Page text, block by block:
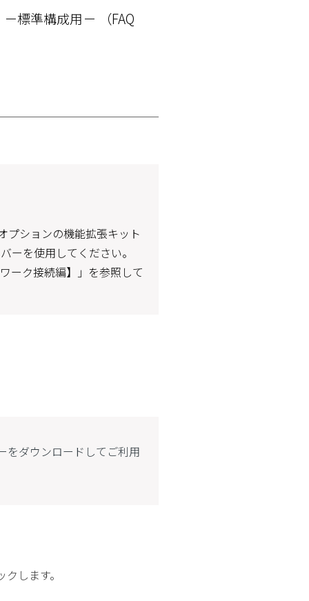
標準構成用－ （FAQ
プションの機能拡張キット
ーを使用してください。
ーク接続編】」を参照して
をダウンロードしてご利用
します。